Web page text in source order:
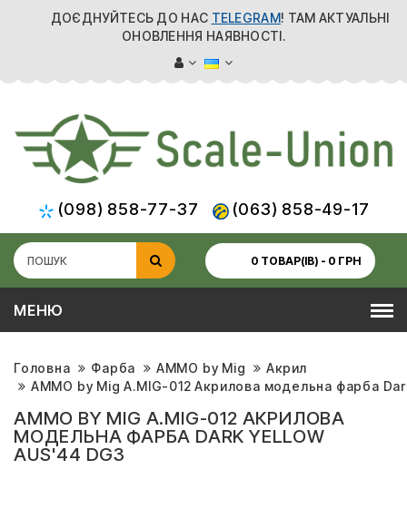
ДОЄДНУЙТЕСЬ ДО НАС TELEGRAM! ТАМ АКТУАЛЬНІ
ОНОВЛЕННЯ НАЯВНОСТІ.
(098) 858-77-37 (063) 858-49-17
0 ТОВАР(ІВ) - 0 ГРН
МЕНЮ
Головна Фарба AMMO by Mig
Акрил
AMMO by Mig A.MIG-012 Акрилова модельна фарба
AMMO BY MIG A.MIG-012 АКРИЛОВА
МОДЕЛЬНА ФАРБА DARK YELLOW
AUS'44 DG3